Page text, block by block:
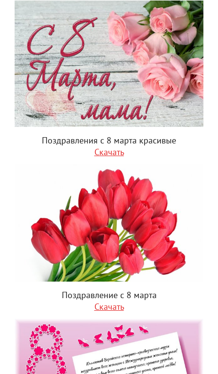
Поздравления с 8 марта красивые
Скачать
Поздравление с 8 марта
Скачать